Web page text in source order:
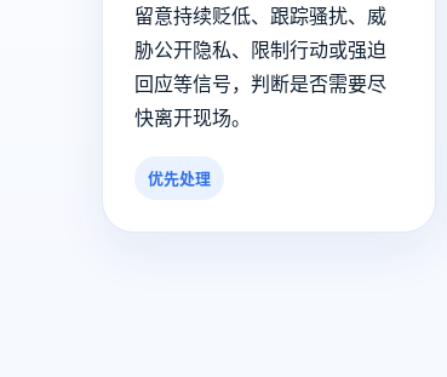
留意持续贬低、跟踪骚扰、威
胁公开隐私、限制行动或强迫
回应等信号，判断是否需要尽
快离开现场。
优先处理